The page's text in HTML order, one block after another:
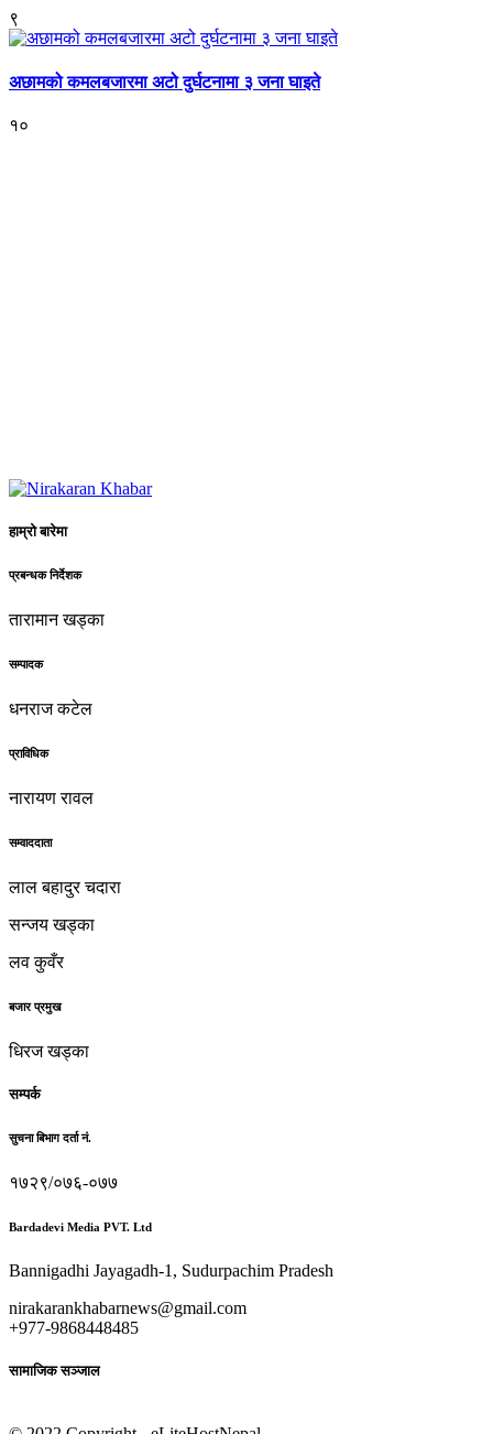
९
अछामको कमलबजारमा अटो दुर्घटनामा ३ जना घाइते
१०
हाम्रो बारेमा
प्रबन्धक निर्देशक
तारामान खड्का
सम्पादक
धनराज कटेल
प्राविधिक
नारायण रावल
सम्वाददाता
लाल बहादुर चदारा
सन्जय खड्का
लव कुवँर
बजार प्रमुख
धिरज खड्का
सम्पर्क
सुचना बिभाग दर्ता नं.
१७२९/०७६-०७७
Bardadevi Media PVT. Ltd
Bannigadhi Jayagadh-1, Sudurpachim Pradesh
nirakarankhabarnews@gmail.com
+977-9868448485
सामाजिक सञ्जाल